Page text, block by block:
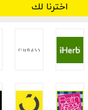
اخترنا لك